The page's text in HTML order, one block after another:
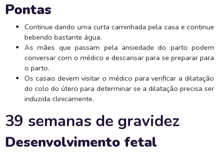
Pontas
Continue dando uma curta caminhada pela casa e continue
bebendo bastante água.
As mães que passam pela ansiedade do parto podem
conversar com o médico e descansar para se preparar para
o parto.
Os casais devem visitar o médico para verificar a dilatação
do colo do útero para determinar se a dilatação precisa ser
induzida clinicamente.
39 semanas de gravidez
Desenvolvimento fetal